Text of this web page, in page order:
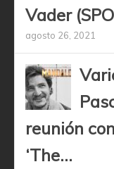
Vader
agosto 26, 2021
reunión
‘The...